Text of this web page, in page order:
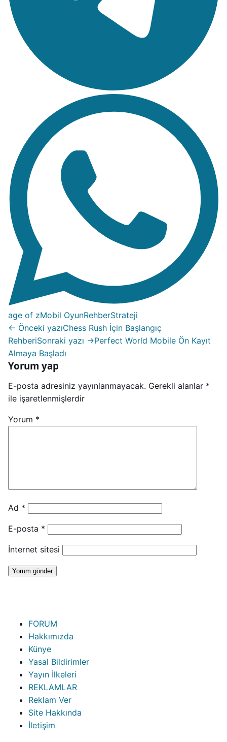
age of zMobil OyunRehberStrateji
← Önceki yazıChess Rush İçin Başlangıç
RehberiSonraki yazı →Perfect World Mobile Ön Kayıt
Almaya Başladı
Yorum yap
E-posta adresiniz yayınlanmayacak. Gerekli alanlar *
ile işaretlenmişlerdir
Yorum *
Ad *
E-posta *
İnternet sitesi
FORUM
Hakkımızda
Künye
Yasal Bildirimler
Yayın İlkeleri
REKLAMLAR
Reklam Ver
Site Hakkında
İletişim